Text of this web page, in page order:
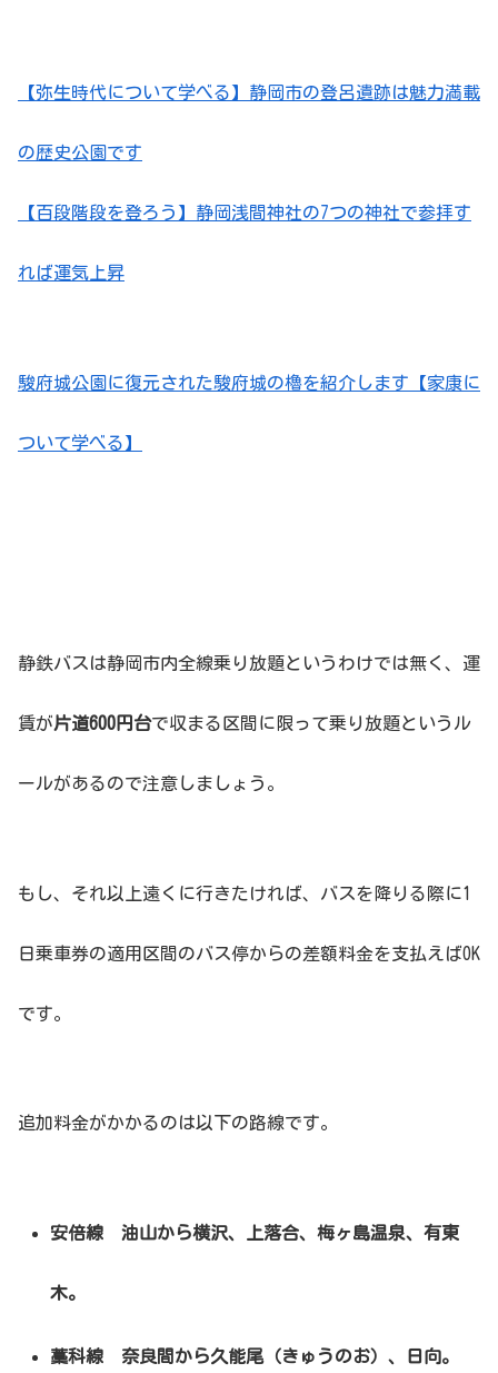
【弥生時代について学べる】静岡市の登呂遺跡は魅力満載
の歴史公園です
【百段階段を登ろう】静岡浅間神社の7つの神社で参拝す
れば運気上昇
駿府城公園に復元された駿府城の櫓を紹介します【家康に
ついて学べる】
静鉄バスは静岡市内全線乗り放題というわけでは無く、運
賃が片道600円台で収まる区間に限って乗り放題というル
ールがあるので注意しましょう。
もし、それ以上遠くに行きたければ、バスを降りる際に1
日乗車券の適用区間のバス停からの差額料金を支払えばOK
です。
追加料金がかかるのは以下の路線です。
安倍線 油山から横沢、上落合、梅ヶ島温泉、有東
木。
藁科線 奈良間から久能尾（きゅうのお）、日向。